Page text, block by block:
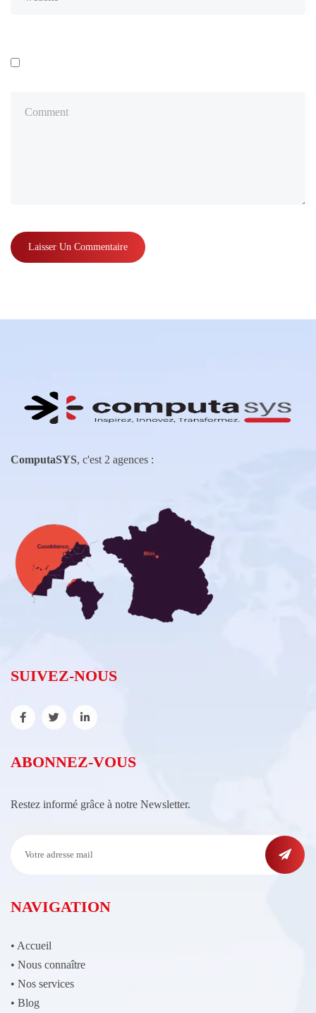
ComputaSYS, c'est 2 agences :
SUIVEZ-NOUS
ABONNEZ-VOUS
Restez informé grâce à notre Newsletter.
NAVIGATION
• Accueil
• Nous connaître
• Nos services
• Blog